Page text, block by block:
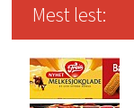
Mest lest: